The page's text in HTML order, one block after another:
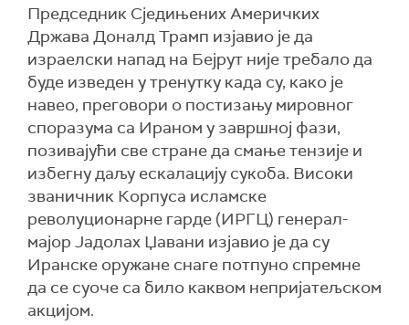
Председник Сједињених Америчких
Држава Доналд Трамп изјавио је да
израелски напад на Бејрут није требало да
буде изведен у тренутку када су, како је
навео, преговори о постизању мировног
споразума са Ираном у завршној фази,
позивајући све стране да смање тензије и
избегну даљу ескалацију сукоба. Високи
званичник Корпуса исламске
револуционарне гарде (ИРГЦ) генерал-
мајор Јадолах Џавани изјавио је да су
Иранске оружане снаге потпуно спремне
да се суоче са било каквом непријатељском
акцијом.